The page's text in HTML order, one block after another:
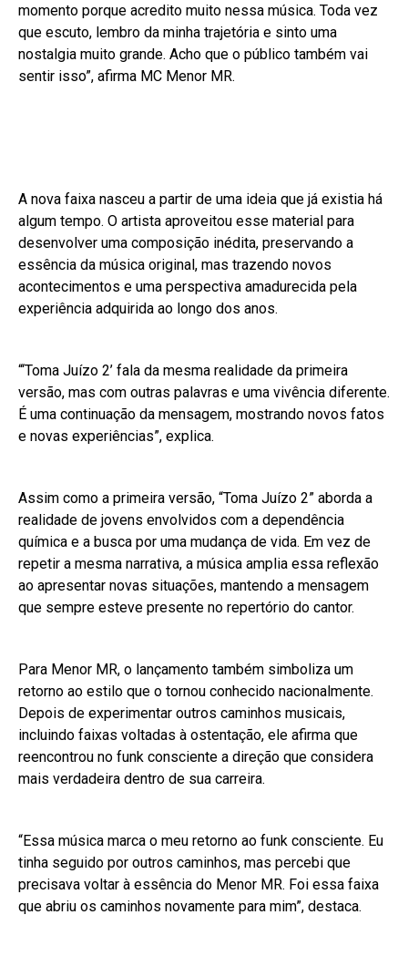
momento porque acredito muito nessa música. Toda vez
que escuto, lembro da minha trajetória e sinto uma
nostalgia muito grande. Acho que o público também vai
sentir isso”, afirma MC Menor MR.
A nova faixa nasceu a partir de uma ideia que já existia há
algum tempo. O artista aproveitou esse material para
desenvolver uma composição inédita, preservando a
essência da música original, mas trazendo novos
acontecimentos e uma perspectiva amadurecida pela
experiência adquirida ao longo dos anos.
“‘Toma Juízo 2’ fala da mesma realidade da primeira
versão, mas com outras palavras e uma vivência diferente.
É uma continuação da mensagem, mostrando novos fatos
e novas experiências”, explica.
Assim como a primeira versão, “Toma Juízo 2” aborda a
realidade de jovens envolvidos com a dependência
química e a busca por uma mudança de vida. Em vez de
repetir a mesma narrativa, a música amplia essa reflexão
ao apresentar novas situações, mantendo a mensagem
que sempre esteve presente no repertório do cantor.
Para Menor MR, o lançamento também simboliza um
retorno ao estilo que o tornou conhecido nacionalmente.
Depois de experimentar outros caminhos musicais,
incluindo faixas voltadas à ostentação, ele afirma que
reencontrou no funk consciente a direção que considera
mais verdadeira dentro de sua carreira.
“Essa música marca o meu retorno ao funk consciente. Eu
tinha seguido por outros caminhos, mas percebi que
precisava voltar à essência do Menor MR. Foi essa faixa
que abriu os caminhos novamente para mim”, destaca.